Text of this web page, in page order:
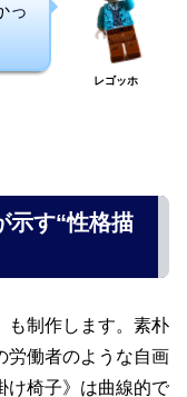
っ
レゴッホ
す“性格描
も制作します。素朴
働者のような自画
け椅子》は曲線的で